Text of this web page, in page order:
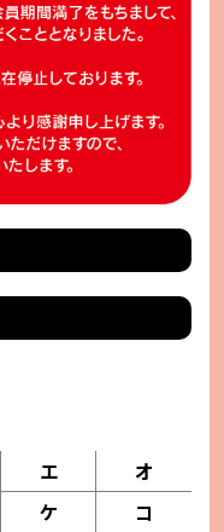
エ
オ
ケ
コ